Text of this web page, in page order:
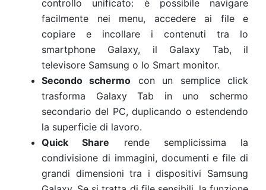
controllo unificato: è possibile navigare
facilmente nei menu, accedere ai file e
copiare e incollare i contenuti tra lo
smartphone Galaxy, il Galaxy Tab, il
televisore Samsung o lo Smart monitor.
Secondo schermo
con un semplice click
trasforma Galaxy Tab in uno schermo
secondario del PC, duplicando o estendendo
la superficie di lavoro.
Quick Share
rende semplicissima la
condivisione di immagini, documenti e file di
grandi dimensioni tra i dispositivi Samsung